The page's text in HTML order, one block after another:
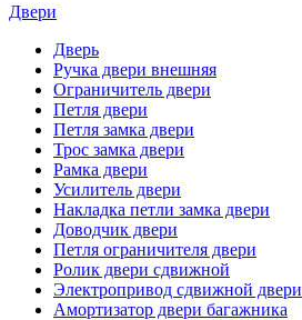
Двери
Дверь
Ручка двери внешняя
Ограничитель двери
Петля двери
Петля замка двери
Трос замка двери
Рамка двери
Усилитель двери
Накладка петли замка двери
Доводчик двери
Петля ограничителя двери
Ролик двери сдвижной
Электропривод сдвижной двери
Амортизатор двери багажника